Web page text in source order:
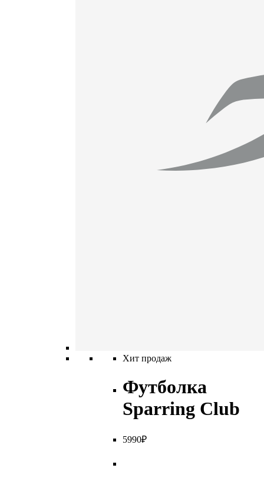
Хит продаж
Футболка
Sparring Club
5990₽